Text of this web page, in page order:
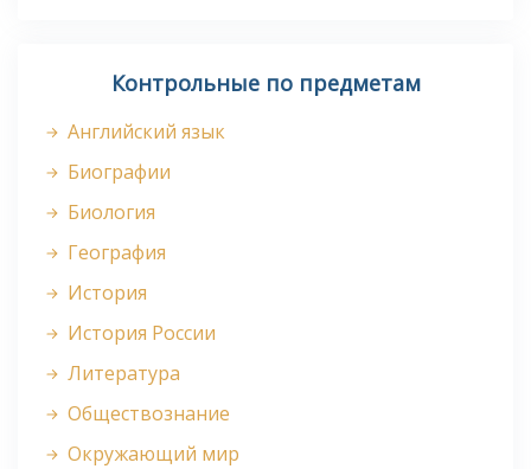
Контрольные по предметам
Английский язык
Биографии
Биология
География
История
История России
Литература
Обществознание
Окружающий мир